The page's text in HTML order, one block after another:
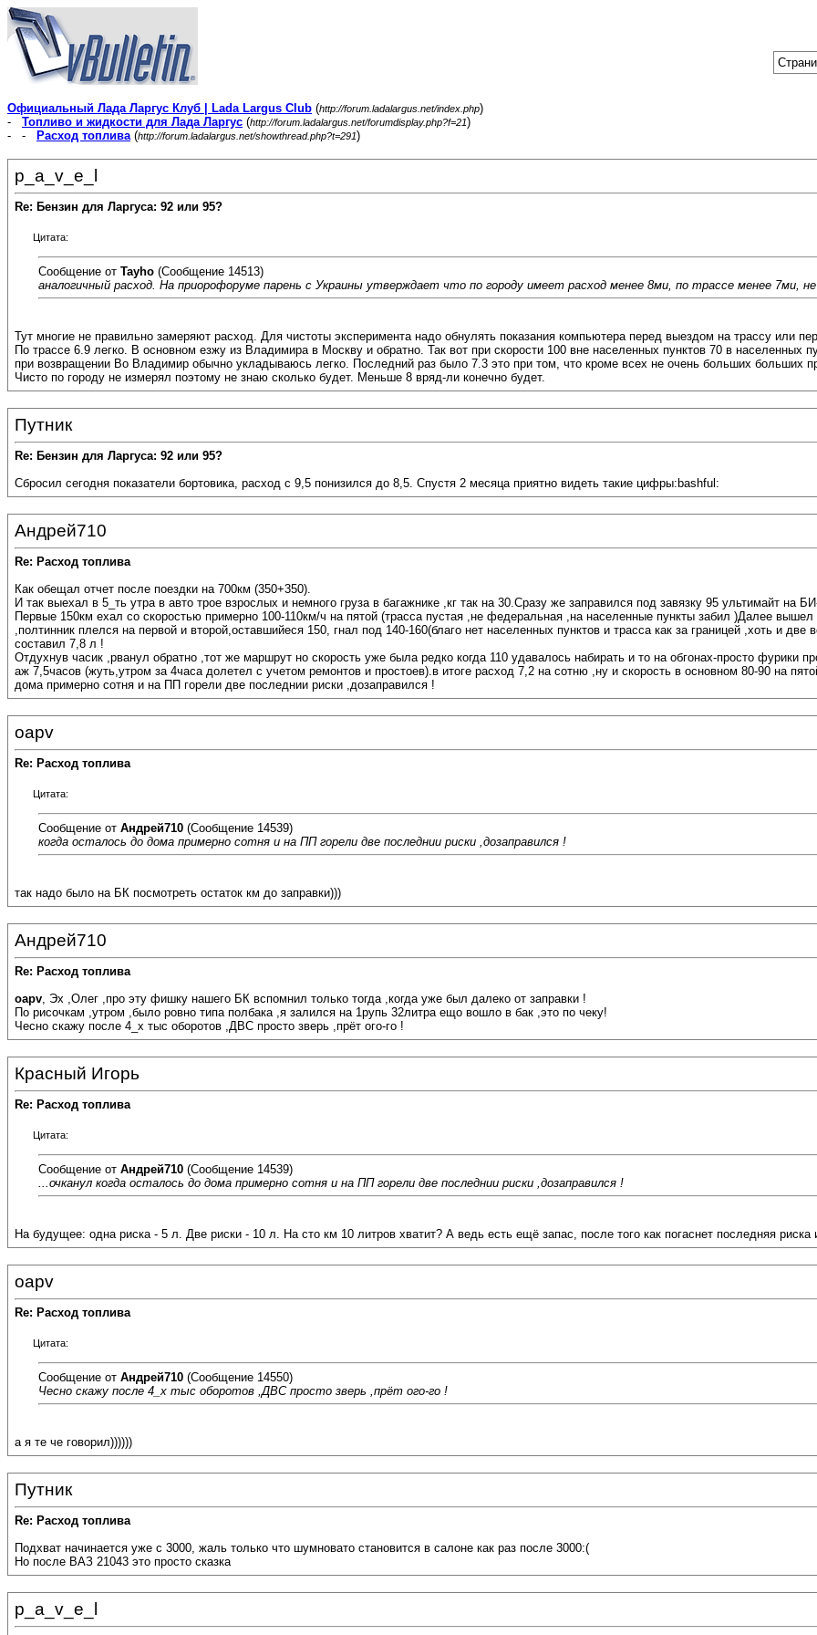
Официальный Лада Ларгус Клуб | Lada Largus Club (http://forum.ladalargus.net/index.php)
- Топливо и жидкости для Лада Ларгус (http://forum.ladalargus.net/forumdisplay.php?f=21)
- -
Расход топлива(http://forum.ladalargus.net/showthread.php?t=291)
p_a_v_e_l
Re: Бензин для Ларгуса: 92 или 95?
Цитата:
Сообщение от Tayho (Сообщение 14513)
аналогичный расход. На приорофоруме парень с Украины утверждает что по городу имеет расход менее 8ми, по трассе менее 7ми, не
Тут многие не правильно замеряют расход. Для чистоты эксперимента надо обнулять показания компьютера перед выездом на трассу или
По трассе 6.9 легко. В основном езжу из Владимира в Москву и обратно. Так вот при скорости 100 вне населенных пунктов 70 в
при возвращении Во Владимир обычно укладываюсь легко. Последний раз было 7.3 это при том, что кроме всех не очень больших больших
Чисто по городу не измерял поэтому не знаю сколько будет. Меньше 8 вряд-ли конечно будет.
Путник
Re: Бензин для Ларгуса: 92 или 95?
Сбросил сегодня показатели бортовика, расход с 9,5 понизился до 8,5. Спустя 2 месяца приятно видеть такие цифры:bashful:
Андрей710
Re: Расход топлива
Как обещал отчет после поездки на 700км (350+350).
И так выехал в 5_ть утра в авто трое взрослых и немного груза в багажнике ,кг так на 30.Сразу же заправился под завязку 95 ультимайт на
Первые 150км ехал со скоростью примерно 100-110км/ч на пятой (трасса пустая ,не федеральная ,на населенные пункты забил )Далее
,полтинник плелся на первой и второй,оставшийеся 150, гнал под 140-160(благо нет населенных пунктов и трасса как за границей ,хоть и
составил 7,8 л !
Отдухнув часик ,рванул обратно ,тот же маршрут но скорость уже была редко когда 110 удавалось набирать и то на обгонах-просто
аж 7,5часов (жуть,утром за 4часа долетел с учетом ремонтов и простоев).в итоге расход 7,2 на сотню ,ну и скорость в основном 80-90 на
дома примерно сотня и на ПП горели две последнии риски ,дозаправился !
oapv
Re: Расход топлива
Цитата:
Сообщение от Андрей710 (Сообщение 14539)
когда осталось до дома примерно сотня и на ПП горели две последнии риски ,дозаправился !
так надо было на БК посмотреть остаток км до заправки)))
Андрей710
Re: Расход топлива
oapv, Эх ,Олег ,про эту фишку нашего БК вспомнил только тогда ,когда уже был далеко от заправки !
По рисочкам ,утром ,было ровно типа полбака ,я залился на 1рупь 32литра ещо вошло в бак ,это по чеку!
Чесно скажу после 4_х тыс оборотов ,ДВС просто зверь ,прёт ого-го !
Красный Игорь
Re: Расход топлива
Цитата:
Сообщение от Андрей710 (Сообщение 14539)
...очканул когда осталось до дома примерно сотня и на ПП горели две последнии риски ,дозаправился !
На будущее: одна риска - 5 л. Две риски - 10 л. На сто км 10 литров хватит? А ведь есть ещё запас, после того как погаснет последняя
oapv
Re: Расход топлива
Цитата:
Сообщение от Андрей710 (Сообщение 14550)
Чесно скажу после 4_х тыс оборотов ,ДВС просто зверь ,прёт ого-го !
а я те че говорил))))))
Путник
Re: Расход топлива
Подхват начинается уже с 3000, жаль только что шумновато становится в салоне как раз после 3000:(
Но после ВАЗ 21043 это просто сказка
p_a_v_e_l